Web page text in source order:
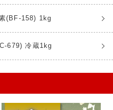
(BF-158) 1kg
679) 冷蔵1kg